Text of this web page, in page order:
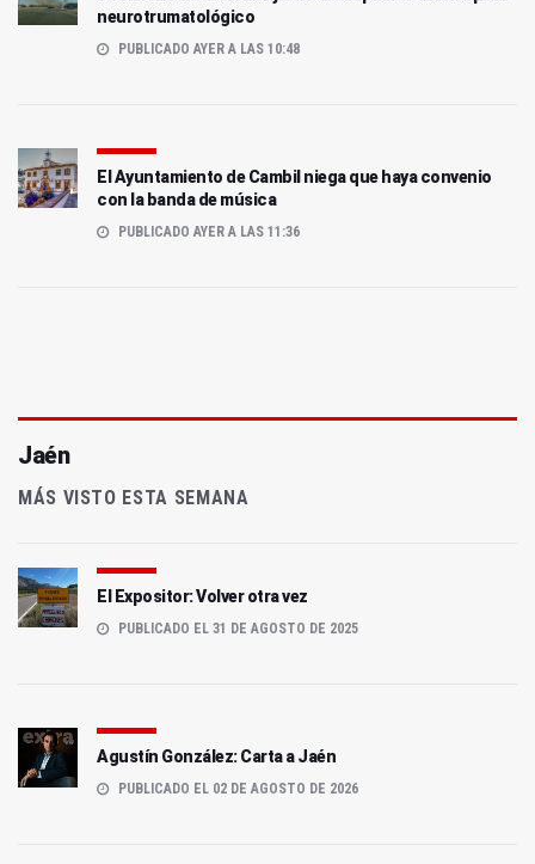
neurotrumatológico
PUBLICADO AYER A LAS 10:48
El Ayuntamiento de Cambil niega que haya convenio
con la banda de música
PUBLICADO AYER A LAS 11:36
Jaén
MÁS VISTO ESTA SEMANA
El Expositor: Volver otra vez
PUBLICADO EL 31 DE AGOSTO DE 2025
Agustín González: Carta a Jaén
PUBLICADO EL 02 DE AGOSTO DE 2026